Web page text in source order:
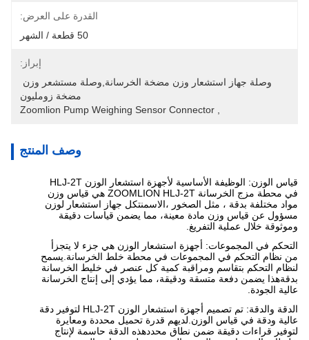
القدرة على العرض:
50 قطعة / الشهر
إبراز:
مضخة زومليون
Zoomlion Pump Weighing Sensor Connector
وصف المنتج
قياس الوزن: الوظيفة الأساسية لأجهزة استشعار الوزن HLJ-2T
في محطة مزج الخرسانة ZOOMLION HLJ-2T هي قياس وزن
مواد مختلفة بدقة ، مثل الصخور ،الاسمنتكل جهاز استشعار لوزن
مسؤول عن قياس وزن مادة معينة، مما يضمن قياسات دقيقة
وموثوقة خلال عملية التفريغ.
التحكم في المجموعات: أجهزة استشعار الوزن هي جزء لا يتجزأ
من نظام التحكم في المجموعات في محطة خلط الخرسانة.يسمح
لنظام التحكم بتقاسم ومراقبة كمية كل عنصر في خليط الخرسانة
بدقةهذا يضمن دفعة متسقة ودقيقة، مما يؤدي إلى إنتاج الخرسانة
عالية الجودة.
الدقة والدقة: تم تصميم أجهزة استشعار الوزن HLJ-2T لتوفير دقة
عالية ودقة في قياس الوزن.لديهم قدرة تحميل محددة ومعايرة
لتوفير قراءات دقيقة ضمن نطاق محددهذه الدقة حاسمة لإنتاج